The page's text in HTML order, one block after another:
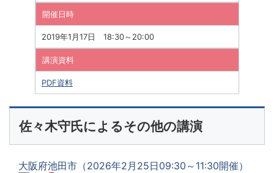
開催日時
2019年1月17日 18:30～20:00
講演資料
PDF資料
佐々木守氏によるその他の講演
大阪府池田市（2026年2月25日09:30～11:30開催）